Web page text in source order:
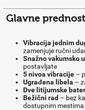
Glavne
Vibracija jednim
zamenjuje ručni
Snažno vakumsko
postavljate
5 nivoa vibracije–
Ugrađena libela –
Dve litijumske
Bežični rad – bez
dostupnim mestima